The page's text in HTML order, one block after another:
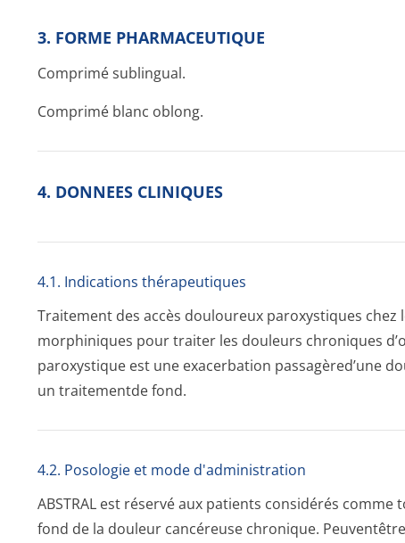
3. FORME PHARMACEUTIQUE
Comprimé sublingual.
Comprimé blanc oblong.
4. DONNEES CLINIQUES
4.1. Indications thérapeutiques
Traitement des accès douloureux paroxystiques
morphiniques pour traiter les douleurs chroniques
paroxystique est une exacerbation passagèred’une
un traitementde fond.
4.2. Posologie et mode d'administration
ABSTRAL est réservé aux patients considérés
fond de la douleur cancéreuse chronique.